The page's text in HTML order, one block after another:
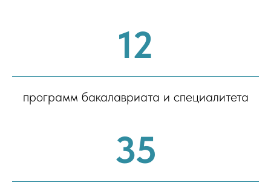
12
программ бакалавриата и специалитета
35